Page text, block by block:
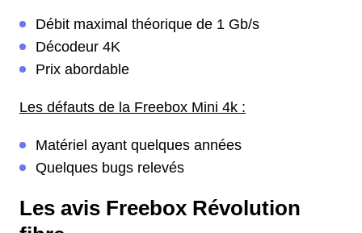
Débit maximal théorique de 1 Gb/s
Décodeur 4K
Prix abordable
Les défauts de la Freebox Mini 4k :
Matériel ayant quelques années
Quelques bugs relevés
Les avis Freebox Révolution